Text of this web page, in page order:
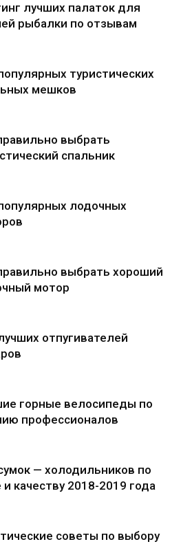
лучших палаток для
рыбалки по отзывам
туристических
мешков
выбрать
спальник
лодочных
выбрать хороший
мотор
отпугивателей
горные велосипеды по
профессионалов
— холодильников по
и качеству 2018-2019 года
советы по выбору